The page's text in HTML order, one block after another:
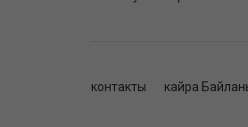
контакты кайра